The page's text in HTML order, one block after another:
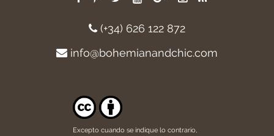
(+34) 626 122 872
info@bohemianandchic.com
Excepto cuando se indique lo contrario,